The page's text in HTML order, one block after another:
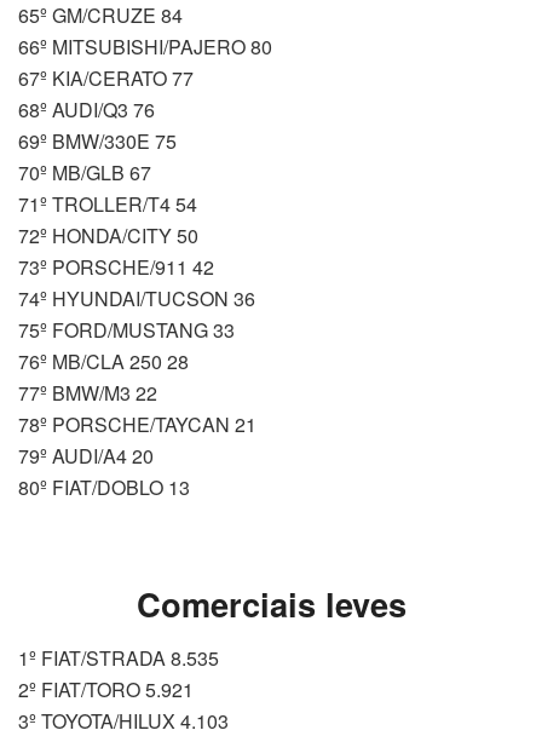
65º GM/CRUZE 84
66º MITSUBISHI/PAJERO 80
67º KIA/CERATO 77
68º AUDI/Q3 76
69º BMW/330E 75
70º MB/GLB 67
71º TROLLER/T4 54
72º HONDA/CITY 50
73º PORSCHE/911 42
74º HYUNDAI/TUCSON 36
75º FORD/MUSTANG 33
76º MB/CLA 250 28
77º BMW/M3 22
78º PORSCHE/TAYCAN 21
79º AUDI/A4 20
80º FIAT/DOBLO 13
Comerciais leves
1º FIAT/STRADA 8.535
2º FIAT/TORO 5.921
3º TOYOTA/HILUX 4.103